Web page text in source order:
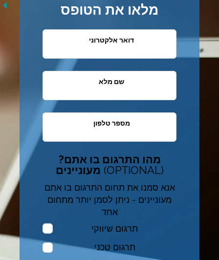
מלאו את הטופס
דואר אלקטרוני
שם מלא
מספר טלפון
?מהו התרגום בו אתם
מעוניינים (OPTIONAL)
אנא סמנו את תחום התרגום בו אתם
מעוניינים - ניתן לסמן יותר מתחום
אחד
תרגום שיווקי
תרגום טכני